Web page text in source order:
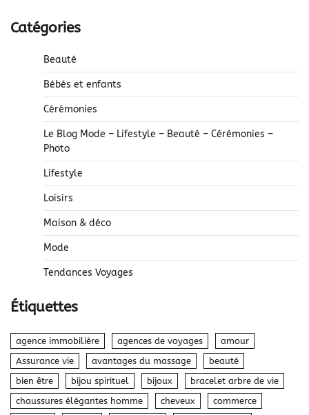
Catégories
Beauté
Bébés et enfants
Cérémonies
Le Blog Mode – Lifestyle – Beauté – Cérémonies –
Photo
Lifestyle
Loisirs
Maison & déco
Mode
Tendances Voyages
Étiquettes
agence immobilière agences de voyages
amour
Assurance vie
avantages du massage
beauté
bien être
bijou spirituel bijoux
bracelet arbre de vie
chaussures élégantes homme
cheveux
commerce